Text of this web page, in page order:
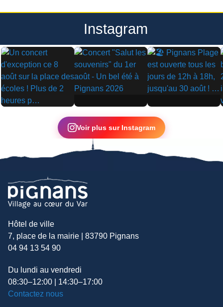
Instagram
▶
▶ ▶
Voir plus sur Instagram
Hôtel de ville
7, place de la mairie | 83790 Pignans
04 94 13 54 90
Du lundi au vendredi
08:30–12:00 | 14:30–17:00
Contactez nous